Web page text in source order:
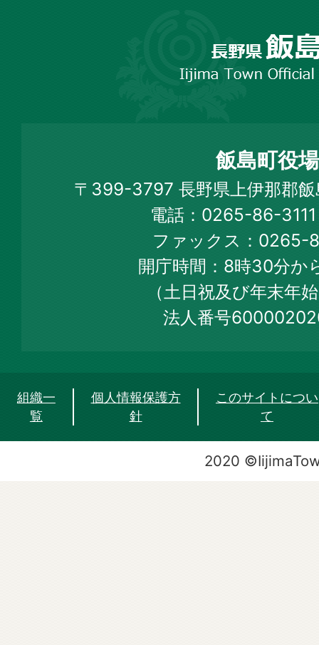
Town
Official
Web
Site
飯島町役場
〒399-3797 長野県上伊那郡
電話：0265-86-
ファックス：0265-
開庁時間：8時30分か
（土日祝及び年末年
法人番号
組織一
覧
個人情報保護方
針
このサイトについ
て
2020